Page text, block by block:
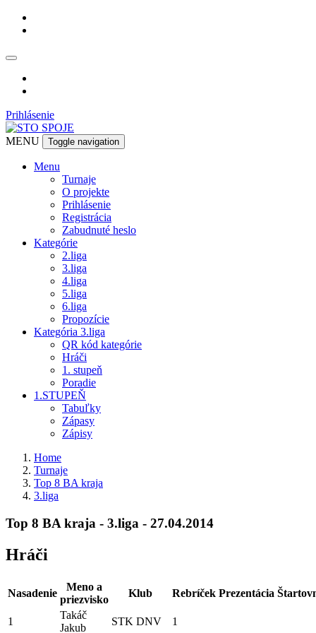
Prihlásenie
MENU Toggle navigation
Menu
Turnaje
O projekte
Prihlásenie
Registrácia
Zabudnuté heslo
Kategórie
2.liga
3.liga
4.liga
5.liga
6.liga
Propozície
Kategória 3.liga
QR kód kategórie
Hráči
1. stupeň
Poradie
1.STUPEŇ
Tabuľky
Zápasy
Zápisy
Home
Turnaje
Top 8 BA kraja
3.liga
Top 8 BA kraja - 3.liga - 27.04.2014
Hráči
Nasadenie
Meno a
priezvisko
Klub Rebríček Prezentácia
1
Takáč
Jakub
STK DNV 1